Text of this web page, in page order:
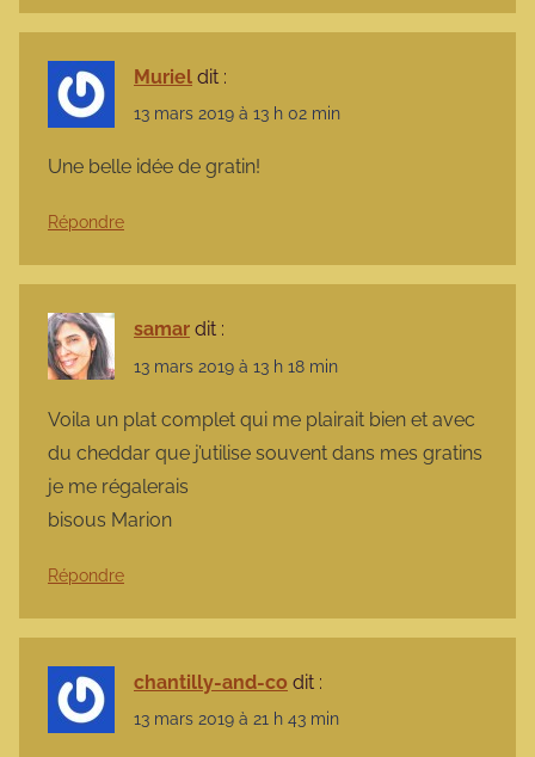
Muriel dit :
13 mars 2019 à 13 h 02 min
Une belle idée de gratin!
Répondre
samar dit :
13 mars 2019 à 13 h 18 min
Voila un plat complet qui me plairait bien et avec
du cheddar que j’utilise souvent dans mes gratins
je me régalerais
bisous Marion
Répondre
chantilly-and-co dit :
13 mars 2019 à 21 h 43 min